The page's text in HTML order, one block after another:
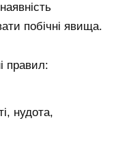
побічні явища.
правил:
нудота,